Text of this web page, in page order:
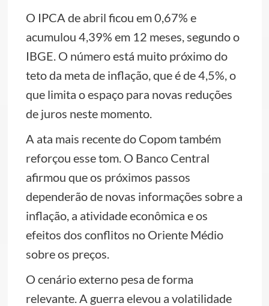
O IPCA de abril ficou em 0,67% e
acumulou 4,39% em 12 meses, segundo o
IBGE. O número está muito próximo do
teto da meta de inflação, que é de 4,5%, o
que limita o espaço para novas reduções
de juros neste momento.
A ata mais recente do Copom também
reforçou esse tom. O Banco Central
afirmou que os próximos passos
dependerão de novas informações sobre a
inflação, a atividade econômica e os
efeitos dos conflitos no Oriente Médio
sobre os preços.
O cenário externo pesa de forma
relevante. A guerra elevou a volatilidade